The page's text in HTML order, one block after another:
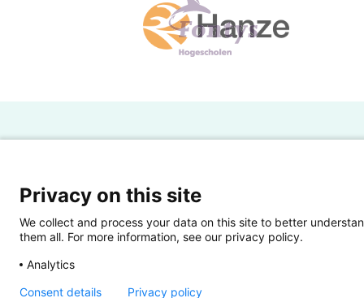
Powered by SURF
Privacy on this site
We collect and process your data on this site to better
them all. For more information, see our privacy policy.
Analytics
Consent details Privacy policy